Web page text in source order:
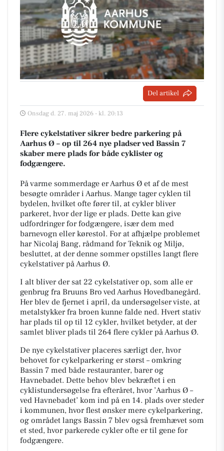
Del artikel
Onsdag d. 27. maj 2026 - kl. 20:13
Flere cykelstativer sikrer bedre parkering på
Aarhus Ø – op til 264 nye pladser ved Bassin 7
skaber mere plads for både cyklister og
fodgængere.
På varme sommerdage er Aarhus Ø et af de mest
besøgte områder i Aarhus. Mange tager cyklen til
bydelen, hvilket ofte fører til, at cykler bliver
parkeret, hvor der lige er plads. Dette kan give
udfordringer for fodgængere, især dem med
barnevogn eller kørestol. For at afhjælpe problemet
har Nicolaj Bang, rådmand for Teknik og Miljø,
besluttet, at der denne sommer opstilles langt flere
cykelstativer på Aarhus Ø.
I alt bliver der sat 22 cykelstativer op, som alle er
genbrug fra Bruuns Bro ved Aarhus Hovedbanegård.
Her blev de fjernet i april, da undersøgelser viste, at
metalstykker fra broen kunne falde ned. Hvert stativ
har plads til op til 12 cykler, hvilket betyder, at der
samlet bliver plads til 264 flere cykler på Aarhus Ø.
De nye cykelstativer placeres særligt der, hvor
behovet for cykelparkering er størst – omkring
Bassin 7 med både restauranter, barer og
Havnebadet. Dette behov blev bekræftet i en
cyklistundersøgelse fra efteråret, hvor ’Aarhus Ø –
ved Havnebadet’ kom ind på en 14. plads over steder
i kommunen, hvor flest ønsker mere cykelparkering,
og området langs Bassin 7 blev også fremhævet som
et sted, hvor parkerede cykler ofte er til gene for
fodgængere.